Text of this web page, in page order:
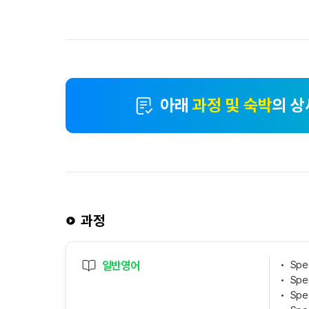
아래과정 및 숙박의
과정
일반영어